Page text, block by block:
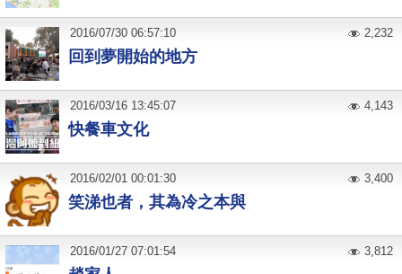
回到夢開始的地方
2016/07/30 06:57:10 2,232
快餐車文化
2016/03/16 13:45:07 4,143
笑涕也者，其為冷之本與
2016/02/01 00:01:30 3,400
2016/01/27 07:01:54 3,812